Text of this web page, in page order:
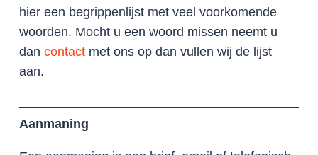
hier een begrippenlijst met veel voorkomende
woorden. Mocht u een woord missen neemt u
dan contact met ons op dan vullen wij de lijst
aan.
Aanmaning